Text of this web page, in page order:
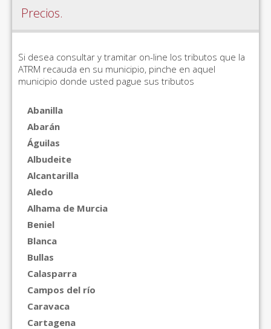
Precios.
Si desea consultar y tramitar on-line los tributos que la
ATRM recauda en su municipio, pinche en aquel
municipio donde usted pague sus tributos
Abanilla
Abarán
Águilas
Albudeite
Alcantarilla
Aledo
Alhama de Murcia
Beniel
Blanca
Bullas
Calasparra
Campos del río
Caravaca
Cartagena